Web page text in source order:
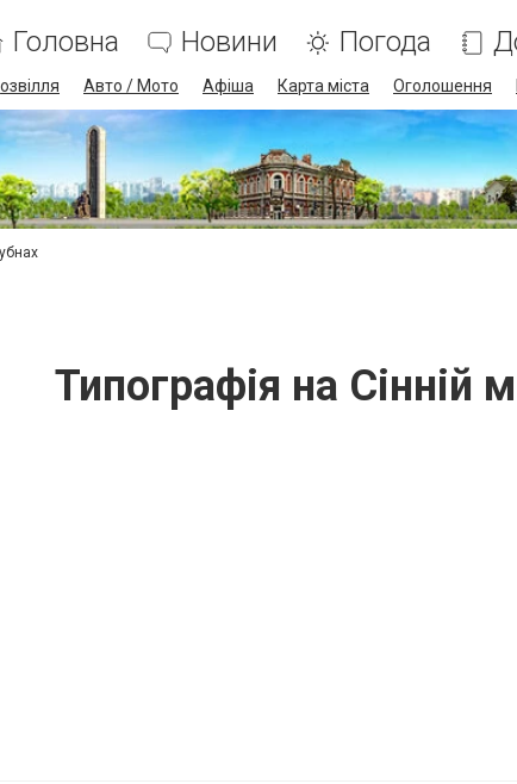
Головна Новини Погода
Авто / Мото Афіша Карта міста Оголошення
Типографія на Сінній